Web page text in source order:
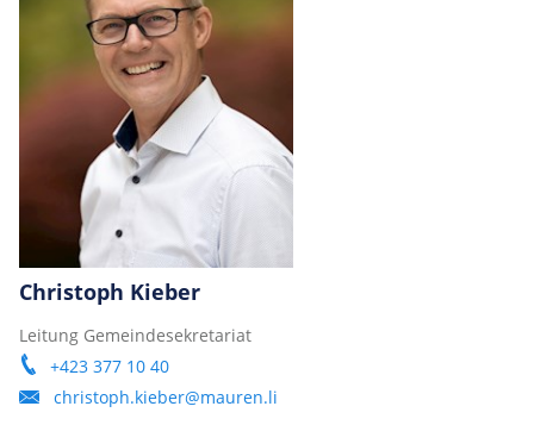
Christoph Kieber
Leitung Gemeindesekretariat
+423 377 10 40
christoph.kieber@mauren.li